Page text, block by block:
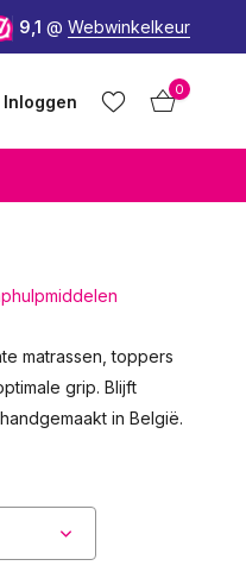
9,1 @ Webwinkelkeur
Inloggen
0
matrassen, toppers
grip. Blijft
in België.